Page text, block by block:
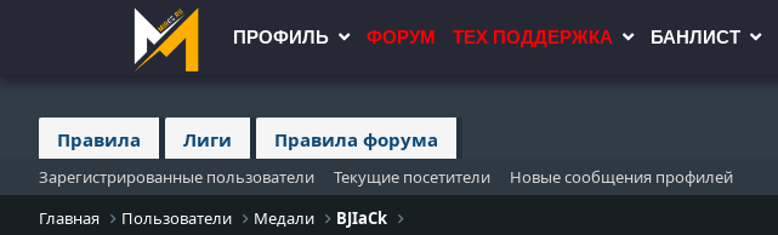
ПРОФИЛЬ ФОРУМ ТЕХ ПОДДЕРЖКА БАНЛИСТ
Правила Лиги Правила форума
Зарегистрированные пользователи Текущие посетители
Новые сообщения профилей
Главная
Пользователи Медали BJIaCk